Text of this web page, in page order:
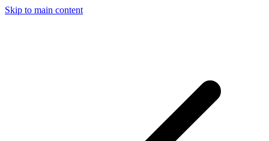
Skip to main content